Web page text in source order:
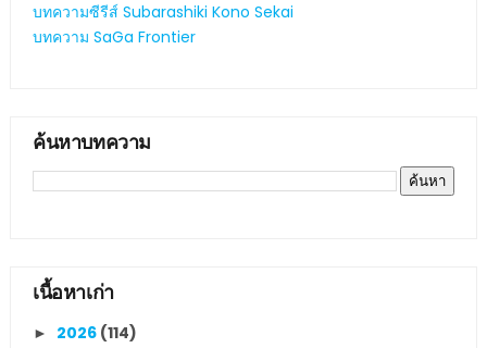
บทความซีรีส์ Subarashiki Kono Sekai
บทความ SaGa Frontier
ค้นหาบทความ
เนื้อหาเก่า
► 2026 (114)